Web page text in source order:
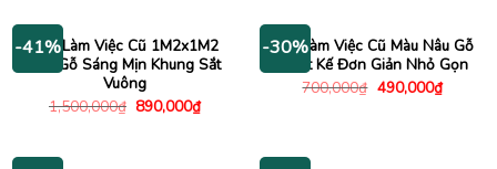
-41%
Bàn Làm Việc Cũ 1M2x1M2
Mặt Gỗ Sáng Mịn Khung Sắt
Vuông
1,500,000₫ Giá
890,000₫Giá
hiện
890,000₫.
-30%
Bàn Làm Việc Cũ Màu Nâu Gỗ
Thiết Kế Đơn Giản Nhỏ Gọn
700,000₫ Giá
490,000₫Giá
hiện